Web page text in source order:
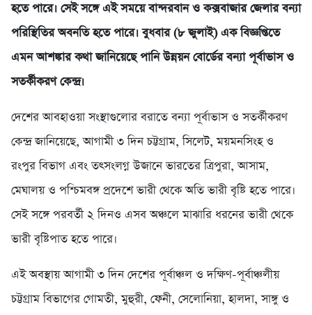
হতে পারে। সেই সঙ্গে এই সময়ে বান্দরবান ও কক্সবাজার জেলার বন্যা
পরিস্থিতির অবনতি হতে পারে। বুধবার (৮ জুলাই) এক বিজ্ঞপ্তিতে
এমন আশঙ্কার কথা জানিয়েছে পানি উন্নয়ন বোর্ডের বন্যা পূর্বাভাস ও
সতর্কীকরণ কেন্দ্র।
দেশের আবহাওয়া সংস্থাগুলোর বরাতে বন্যা পূর্বাভাস ও সতর্কীকরণ
কেন্দ্র জানিয়েছে, আগামী ৩ দিন চট্টগ্রাম, সিলেট, ময়মনসিংহ ও
রংপুর বিভাগ এবং তৎসংলগ্ন উজানে ভারতের ত্রিপুরা, আসাম,
মেঘালয় ও পশ্চিমবঙ্গ প্রদেশে ভারী থেকে অতি ভারী বৃষ্টি হতে পারে।
সেই সঙ্গে পরবর্তী ২ দিনও এসব অঞ্চলে মাঝারি ধরনের ভারী থেকে
ভারী বৃষ্টিপাত হতে পারে।
এই অবস্থায় আগামী ৩ দিন দেশের পূর্বাঞ্চল ও দক্ষিণ-পূর্বাঞ্চলীয়
চট্টগ্রাম বিভাগের গোমতী, মুহুরী, ফেনী, সেলোনিয়া, হালদা, সাঙ্গু ও